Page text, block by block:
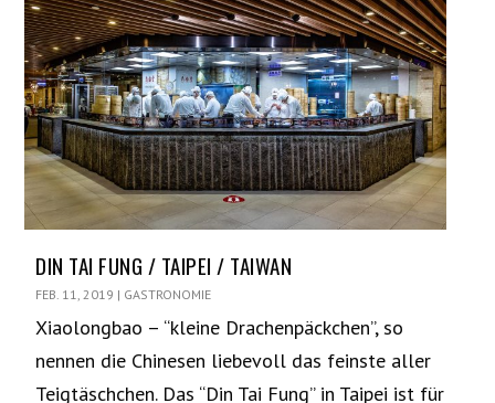
DIN TAI FUNG / TAIPEI / TAIWAN
FEB. 11, 2019 | GASTRONOMIE
Xiaolongbao – “kleine Drachenpäckchen”, so
nennen die Chinesen liebevoll das feinste aller
Teigtäschchen. Das “Din Tai Fung” in Taipei ist für